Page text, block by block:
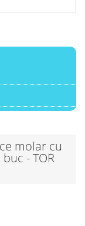
molar cu
- TOR